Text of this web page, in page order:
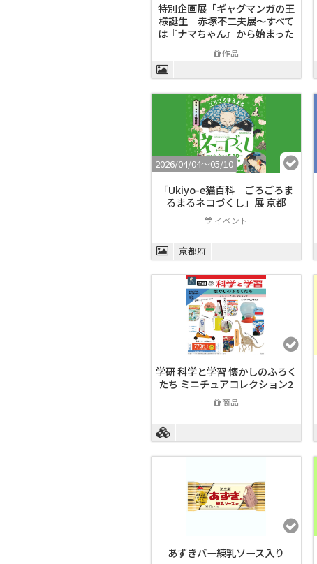
特別企画展「ギャグマンガの王
様誕生 赤塚不二夫展～すべて
は『ナマちゃん』から始まった
作品
2026/04/04〜05/10
「Ukiyo-e猫百科 ごろごろま
るまるネコづくし」展 京都
イベント
京都府
学研 科学と学習 懐かしのふろく
たち ミニチュアコレクション2
商品
あずきバー練乳ソース入り